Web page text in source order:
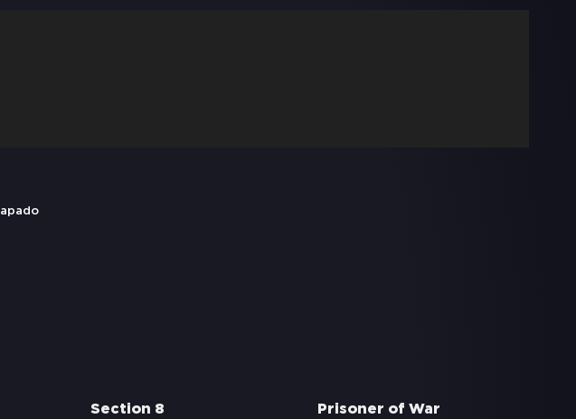
Section 8 Prisoner of War